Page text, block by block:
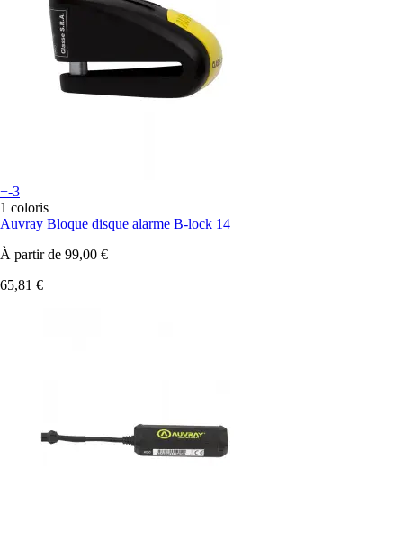
+-3
1 coloris
Auvray Bloque disque alarme B-lock 14
À partir de 99,00 €
65,81 €